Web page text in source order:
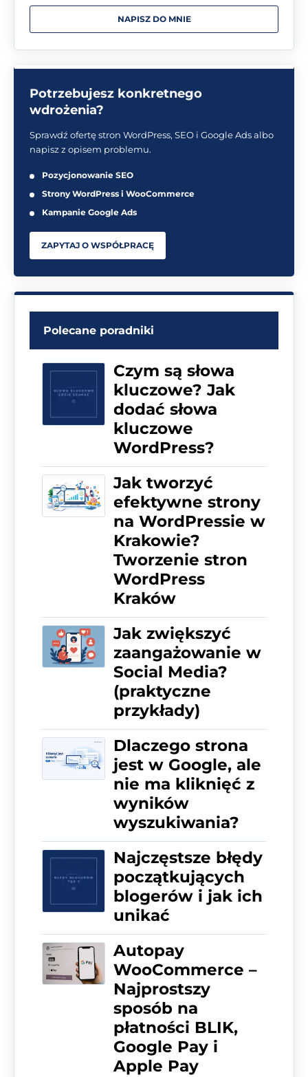
NAPISZ DO MNIE
Potrzebujesz konkretnego
wdrożenia?
Sprawdź ofertę stron WordPress, SEO i Google Ads albo
napisz z opisem problemu.
Pozycjonowanie SEO
Strony WordPress i WooCommerce
Kampanie Google Ads
ZAPYTAJ O WSPÓŁPRACĘ
Polecane poradniki
Czym są słowa
kluczowe? Jak
dodać słowa
kluczowe
WordPress?
Jak tworzyć
efektywne strony
na WordPressie w
Krakowie?
Tworzenie stron
WordPress
Kraków
Jak zwiększyć
zaangażowanie w
Social Media?
(praktyczne
przykłady)
Dlaczego strona
jest w Google, ale
nie ma kliknięć z
wyników
wyszukiwania?
Najczęstsze błędy
początkujących
blogerów i jak ich
unikać
Autopay
WooCommerce –
Najprostszy
sposób na
płatności BLIK,
Google Pay i
Apple Pay